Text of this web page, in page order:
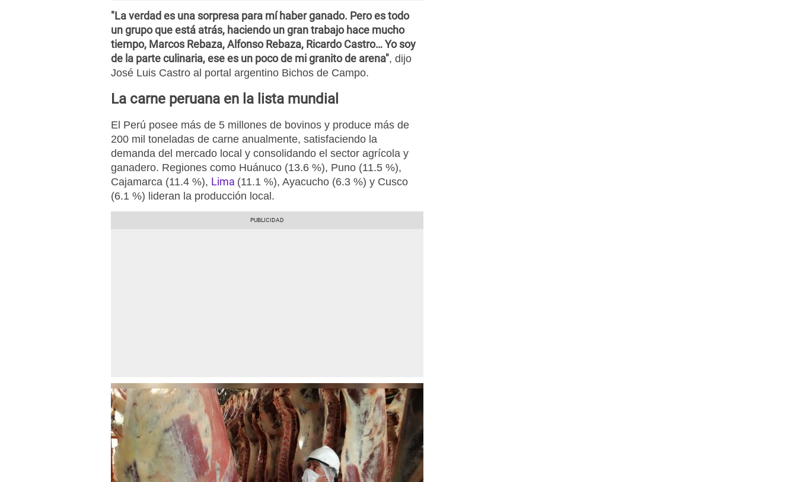
"La verdad es una sorpresa para mí haber ganado. Pero es todo
un grupo que está atrás, haciendo un gran trabajo hace mucho
tiempo, Marcos Rebaza, Alfonso Rebaza, Ricardo Castro… Yo soy
de la parte culinaria, ese es un poco de mi granito de arena", dijo
José Luis Castro al portal argentino Bichos de Campo.
La carne peruana en la lista mundial
El Perú posee más de 5 millones de bovinos y produce más de
200 mil toneladas de carne anualmente, satisfaciendo la
demanda del mercado local y consolidando el sector agrícola y
ganadero. Regiones como Huánuco (13.6 %), Puno (11.5 %),
Cajamarca (11.4 %), Lima (11.1 %), Ayacucho (6.3 %) y Cusco
(6.1 %) lideran la producción local.